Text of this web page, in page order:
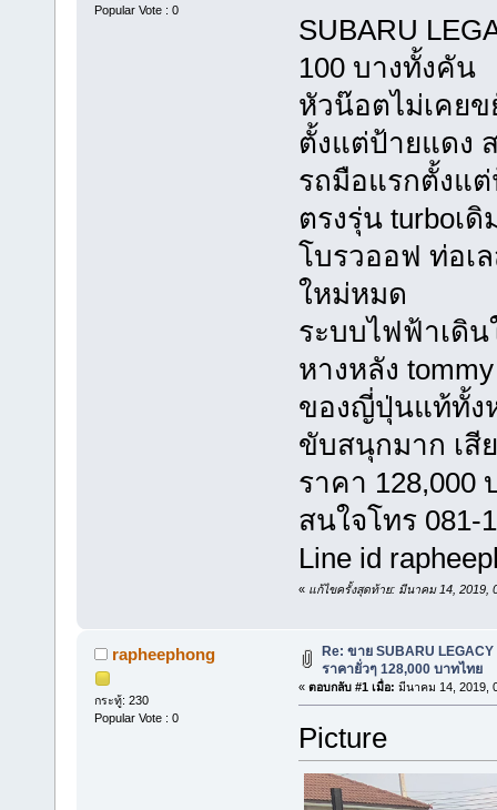
Popular Vote : 0
SUBARU
100 บางทั้งคัน
หัวน๊อตไม่เคย
ตั้งแต่ป้ายแดง
รถมือแรกตั้งแต่
ตรงรุ่น turboเดิ
โบรวออฟ ท่อเ
ใหม่หมด
ระบบไฟฟ้าเดิ
หางหลัง
ของญี่ปุ่นแท้ทั้ง
ขับสนุกมาก เสี
ราคา 128,000
สนใจโทร 081-
Line id
« แก้ไขครั้งสุดท้าย: มีนาคม 14, 2019,
rapheephong
กระทู้: 230
Popular Vote : 0
Re: ขาย SUBARU
ราคายั่วๆ 128,000 บาทไทย
« ตอบกลับ #1 เมื่อ: มีนาคม 14, 2019,
Picture